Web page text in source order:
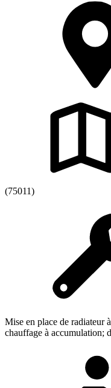
(75011)
Mise en place de radiateur
chauffage à accumulation;